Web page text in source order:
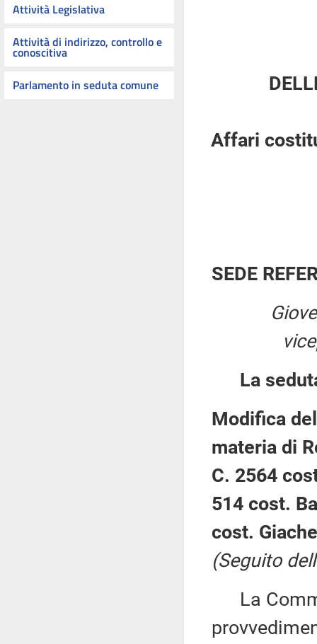
Attività Legislativa
Attività di indirizzo, controllo e
conoscitiva
Parlamento in seduta comune
Affari
SEDE
La
Modifica
materia di
C. 2564
514 cost.
cost.
(Seguito
La